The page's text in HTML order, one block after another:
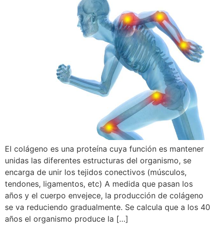
El colágeno es una proteína cuya función es mantener
unidas las diferentes estructuras del organismo, se
encarga de unir los tejidos conectivos (músculos,
tendones, ligamentos, etc) A medida que pasan los
años y el cuerpo envejece, la producción de colágeno
se va reduciendo gradualmente. Se calcula que a los 40
años el organismo produce la […]